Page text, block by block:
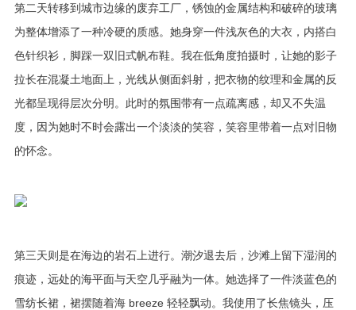
第二天转移到城市边缘的废弃工厂，锈蚀的金属结构和破碎的玻璃
为整体增添了一种冷硬的质感。她身穿一件浅灰色的大衣，内搭白
色针织衫，脚踩一双旧式帆布鞋。我在低角度拍摄时，让她的影子
拉长在混凝土地面上，光线从侧面斜射，把衣物的纹理和金属的反
光都呈现得层次分明。此时的氛围带有一点疏离感，却又不失温
度，因为她时不时会露出一个淡淡的笑容，笑容里带着一点对旧物
的怀念。
第三天则是在海边的岩石上进行。潮汐退去后，沙滩上留下湿润的
痕迹，远处的海平面与天空几乎融为一体。她选择了一件淡蓝色的
雪纺长裙，裙摆随着海 breeze 轻轻飘动。我使用了长焦镜头，压